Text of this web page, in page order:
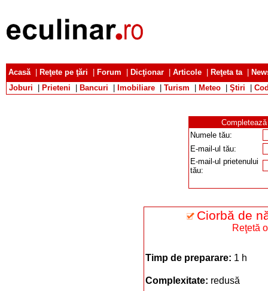
Acasă| Reţete pe ţări Forum Dicţionar Articole Reţeta ta|
Joburi
Prieteni Bancuri Imobiliare Turism Meteo Ştiri
Numele tău:
E-mail-ul tău:
E-mail-ul prietenului
tău:
Ciorbă de
Reţetă
Timp de preparare: 1 h
Complexitate: redusă